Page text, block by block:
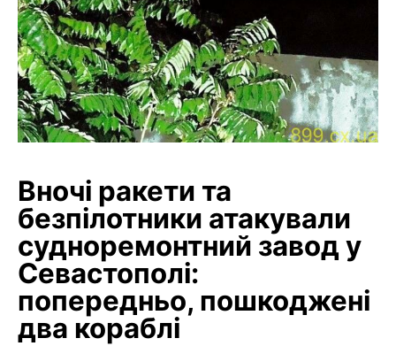
Вночі ракети та
безпілотники атакували
судноремонтний завод у
Севастополі:
попередньо, пошкоджені
два кораблі